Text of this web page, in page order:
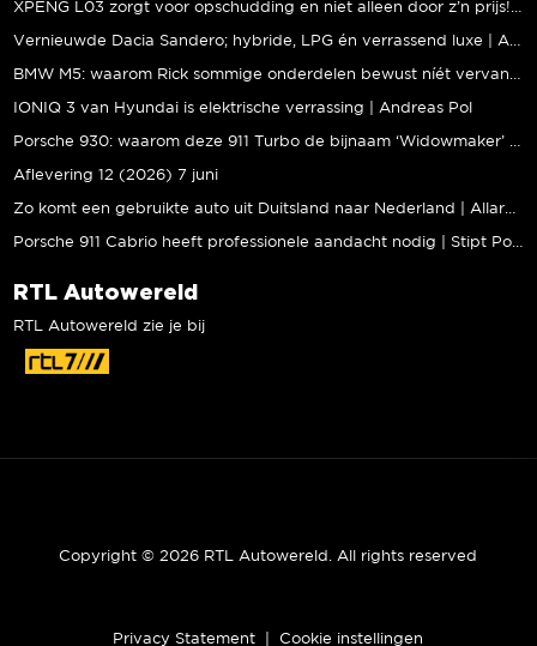
XPENG L03 zorgt voor opschudding en niet alleen door z’n prijs! | Jeroen Mul
Vernieuwde Dacia Sandero; hybride, LPG én verrassend luxe | Andreas Pol
BMW M5: waarom Rick sommige onderdelen bewust níét vervangt | Stipt Polish Point
IONIQ 3 van Hyundai is elektrische verrassing | Andreas Pol
Porsche 930: waarom deze 911 Turbo de bijnaam ‘Widowmaker’ kreeg | Gallery Aaldering
Aflevering 12 (2026) 7 juni
Zo komt een gebruikte auto uit Duitsland naar Nederland | Allard Kalff
Porsche 911 Cabrio heeft professionele aandacht nodig | Stipt Polish Point
RTL Autowereld
RTL Autowereld zie je bij
Copyright © 2026 RTL Autowereld. All rights reserved
Privacy Statement Cookie instellingen